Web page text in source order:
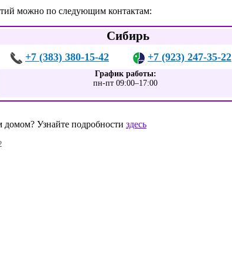
можно по следующим контактам:
Сибирь
+7 (383) 380-15-42 +7 (923) 247-35-22
График работы:
пн-пт 09:00–17:00
домом? Узнайте подробности здесь